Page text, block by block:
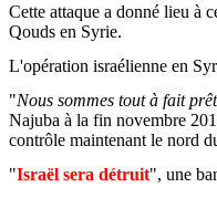
Cette attaque a donné lieu à
Qouds en Syrie.
L'opération israélienne en
"Nous sommes tout à fait
Najuba à la fin novembre
contrôle maintenant le nord
"Israël sera détruit", une